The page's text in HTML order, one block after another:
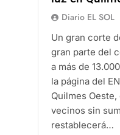
Diario EL SOL
Un gran corte
gran parte del
a más de
la página del
Quilmes
vecinos sin
restablecerá…